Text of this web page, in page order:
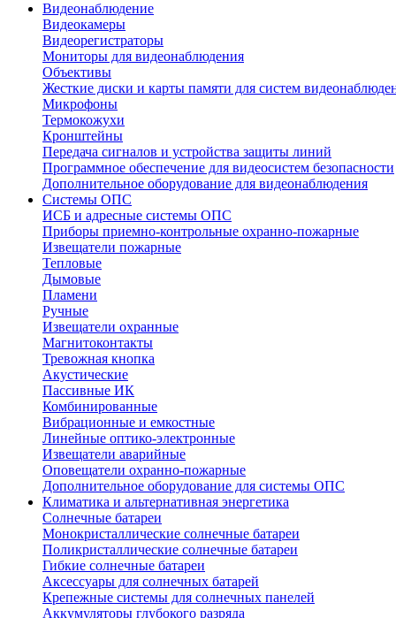
Видеонаблюдение
Видеокамеры
Видеорегистраторы
Мониторы для видеонаблюдения
Объективы
Жесткие диски и карты памяти для систем
Микрофоны
Термокожухи
Кронштейны
Передача сигналов и устройства защиты линий
Программное обеспечение для видеосистем безопасности
Дополнительное оборудование для видеонаблюдения
Системы ОПС
ИСБ и адресные системы ОПС
Приборы приемно-контрольные охранно-пожарные
Извещатели пожарные
Тепловые
Дымовые
Пламени
Ручные
Извещатели охранные
Магнитоконтакты
Тревожная кнопка
Акустические
Пассивные ИК
Комбинированные
Вибрационные и емкостные
Линейные оптико-электронные
Извещатели аварийные
Оповещатели охранно-пожарные
Дополнительное оборудование для системы ОПС
Климатика и альтернативная энергетика
Солнечные батареи
Монокристаллические солнечные батареи
Поликристаллические солнечные батареи
Гибкие солнечные батареи
Аксессуары для солнечных батарей
Крепежные системы для солнечных панелей
Аккумуляторы глубокого разряда